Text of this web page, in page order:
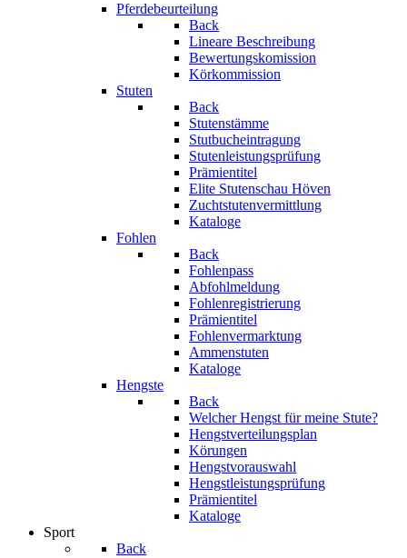
Pferdebeurteilung
Back
Lineare Beschreibung
Bewertungskomission
Körkommission
Stuten
Back
Stutenstämme
Stutbucheintragung
Stutenleistungsprüfung
Prämientitel
Elite Stutenschau Höven
Zuchtstutenvermittlung
Kataloge
Fohlen
Back
Fohlenpass
Abfohlmeldung
Fohlenregistrierung
Prämientitel
Fohlenvermarktung
Ammenstuten
Kataloge
Hengste
Back
Welcher Hengst für meine Stute?
Hengstverteilungsplan
Körungen
Hengstvorauswahl
Hengstleistungsprüfung
Prämientitel
Kataloge
Sport
Back